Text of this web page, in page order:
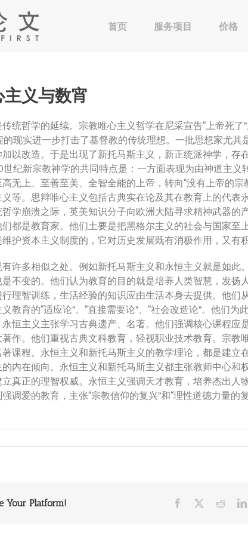
首页 服务项目 价格
义与数宵
统哲学的延续。宗教唯心主义哲学在尼采宣告“上帝死了
现实进一步打击了基督教的传统理想。一批思想家尤其
以改造。于是出现了新托马斯主义，新正统派神学，存
纪新宗教神学的共同特点是：一方面表现为由神道主义
无上、至善至美、全智全能的上帝，转向“没有上帝的宗
等。思辩唯心主义包括古典实在论及其在教育上的代表
学崩溃之际，英美知识分子向欧洲大陆寻求精神武器的
都是教育家。他们土要是把黑格尔主义的社会与国家至
护资本主义制度的，它对历史发展既有消极作用，又有积
许多相似之处。例如新托马斯主义和永恒主义就是如此
不变的。他们认为教育的目的就是培养人类智慧，发扬
理智训练，生活经验的知识应由生活本身去提供。他们
教育的“适应论”、“直接需要论”、“社会改造论”。他们为
恒主义主张学习古典遗产、名著。他们强调核心课程应
作。他们重视古典文科教育，轻视职业技术教育。宗教
课程。永恒主义和新托马斯主义的教学理论，都是建立
内在倾向。永恒主义和新托马斯主义都主张教师中心和
真正的理智权威。永恒主义强调天才教育，培养杰出人
调爱的教育，主张“宗教信仰的复兴”和“理性道德力量的
Your Platform! Facebook Reddit